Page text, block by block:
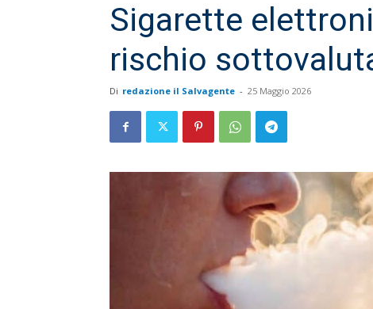
Sigarette
rischio
Di redazione il Salvagente - 25 Maggio 2026